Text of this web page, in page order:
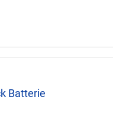
Batterie